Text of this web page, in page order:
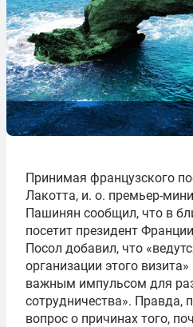
Принимая французского
Лакотта, и. о. премьер-
Пашинян сообщил, что в
посетит президент
Посол добавил, что
организации этого
важным импульсом для
сотрудничества». Правда,
вопрос о причинах того,